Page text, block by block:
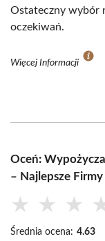
Ostateczny wybór
oczekiwań.
Więcej Informacji
Oceń:
– Najlepsze
★ ★ ★
Średnia ocena: 4.63